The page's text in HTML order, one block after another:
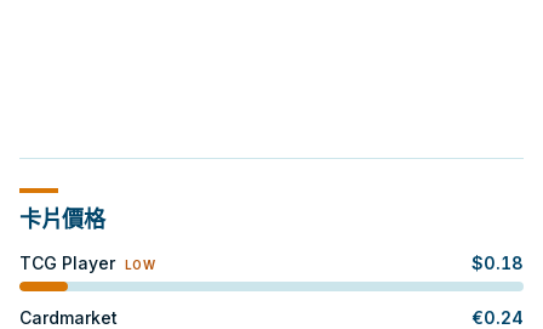
卡片價格
TCG Player LOW $0.18
Cardmarket €0.24